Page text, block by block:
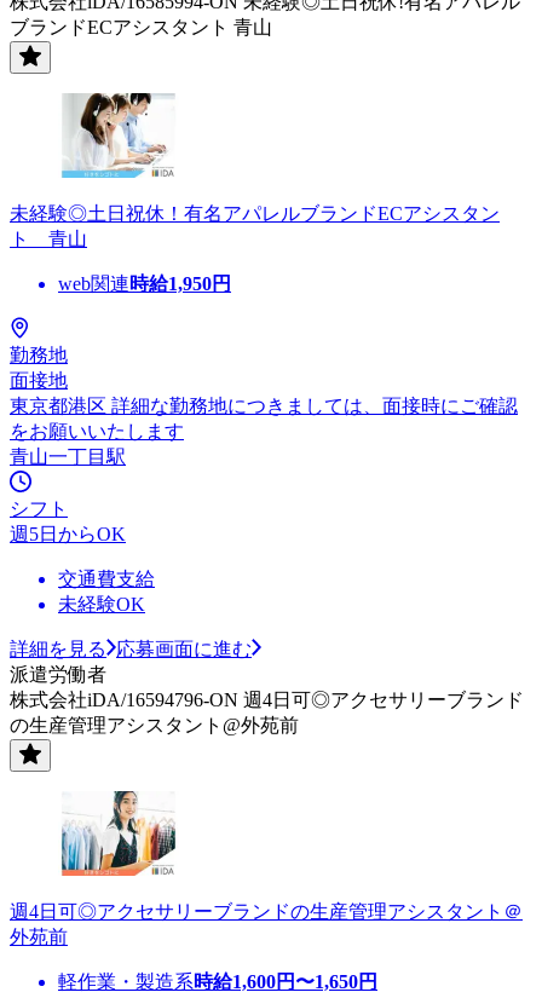
ブランドECアシスタント 青山
未経験◎土日祝休！有名アパレルブランドECアシスタン
ト 青山
web関連時給1,950円
勤務地
面接地
東京都港区 詳細な勤務地につきましては、面接時にご確認
をお願いいたします
青山一丁目駅
シフト
週5日からOK
交通費支給
未経験OK
詳細を見る
応募画面に進む
派遣労働者
株式会社iDA/16594796-ON 週4日可◎アクセサリーブランド
の生産管理アシスタント@外苑前
週4日可◎アクセサリーブランドの生産管理アシスタント＠
外苑前
軽作業・製造系時給1,600円〜1,650円